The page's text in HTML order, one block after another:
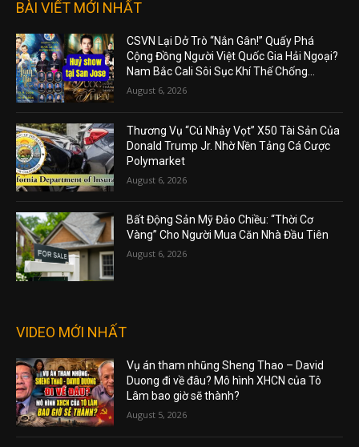
BÀI VIẾT MỚI NHẤT
CSVN Lại Dở Trò “Nắn Gân!” Quấy Phá
Cộng Đồng Người Việt Quốc Gia Hải Ngoại?
Nam Bắc Cali Sôi Sục Khí Thế Chống...
August 6, 2026
Thương Vụ “Cú Nhảy Vọt” X50 Tài Sản Của
Donald Trump Jr. Nhờ Nền Tảng Cá Cược
Polymarket
August 6, 2026
Bất Động Sản Mỹ Đảo Chiều: “Thời Cơ
Vàng” Cho Người Mua Căn Nhà Đầu Tiên
August 6, 2026
VIDEO MỚI NHẤT
Vụ án tham nhũng Sheng Thao – David
Duong đi về đâu? Mô hình XHCN của Tô
Lâm bao giờ sẽ thành?
August 5, 2026